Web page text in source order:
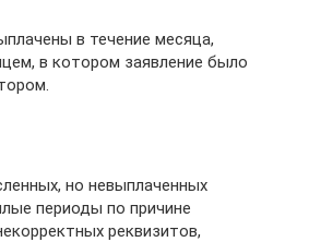
в течение месяца,
в котором заявление было
но невыплаченных
периоды по причине
реквизитов,